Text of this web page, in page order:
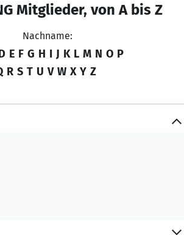
Mitglieder, von A bis Z
Nachname:
E F G H I J K L M N O P
R S T U V W X Y Z